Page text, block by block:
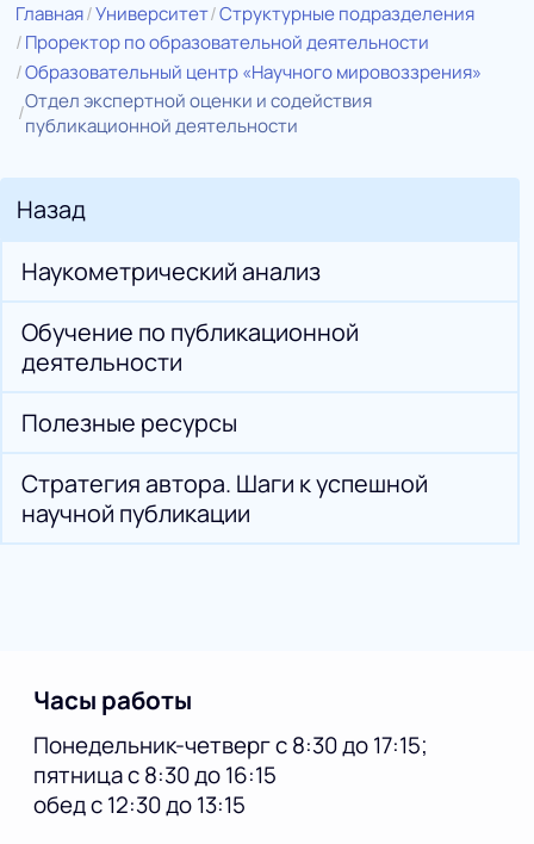
Главная Университет Структурные подразделения
Проректор по образовательной деятельности
Образовательный центр «Научного мировоззрения»
Отдел экспертной оценки и содействия
публикационной деятельности
Назад
Наукометрический анализ
Обучение по публикационной
деятельности
Полезные ресурсы
Стратегия автора. Шаги к успешной
научной публикации
Часы работы
Понедельник-четверг с 8:30 до 17:15;
пятница с 8:30 до 16:15
обед с 12:30 до 13:15